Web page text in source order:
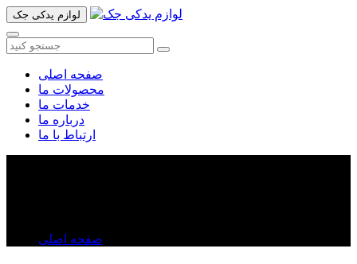
لوازم یدکی جک
صفحه اصلی
محصولات ما
خدمات ما
درباره ما
ارتباط با ما
صفحه اصلی